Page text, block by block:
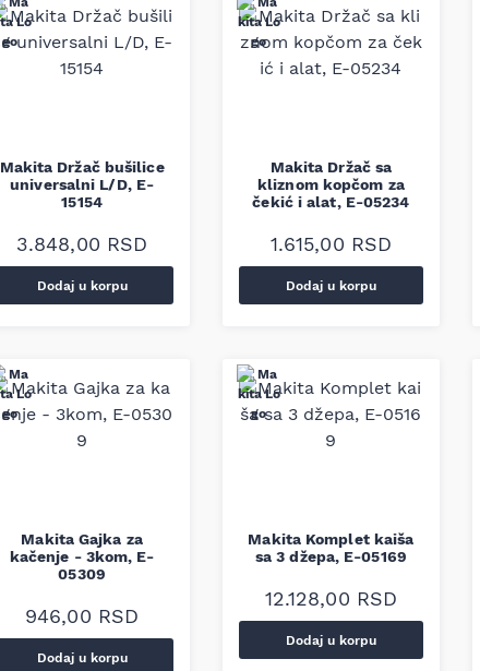
Makita Držač bušilice
universalni L/D, E-
15154
3.848,00 RSD
Dodaj u korpu
Makita Držač sa
kliznom kopčom za
čekić i alat, E-05234
1.615,00 RSD
Dodaj u korpu
Makita Gajka za
kačenje - 3kom, E-
05309
946,00 RSD
Dodaj u korpu
Makita Komplet kaiša
sa 3 džepa, E-05169
12.128,00 RSD
Dodaj u korpu